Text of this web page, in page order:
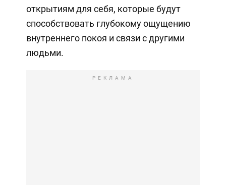
открытиям для себя, которые будут
способствовать глубокому ощущению
внутреннего покоя и связи с другими
людьми.
РЕКЛАМА